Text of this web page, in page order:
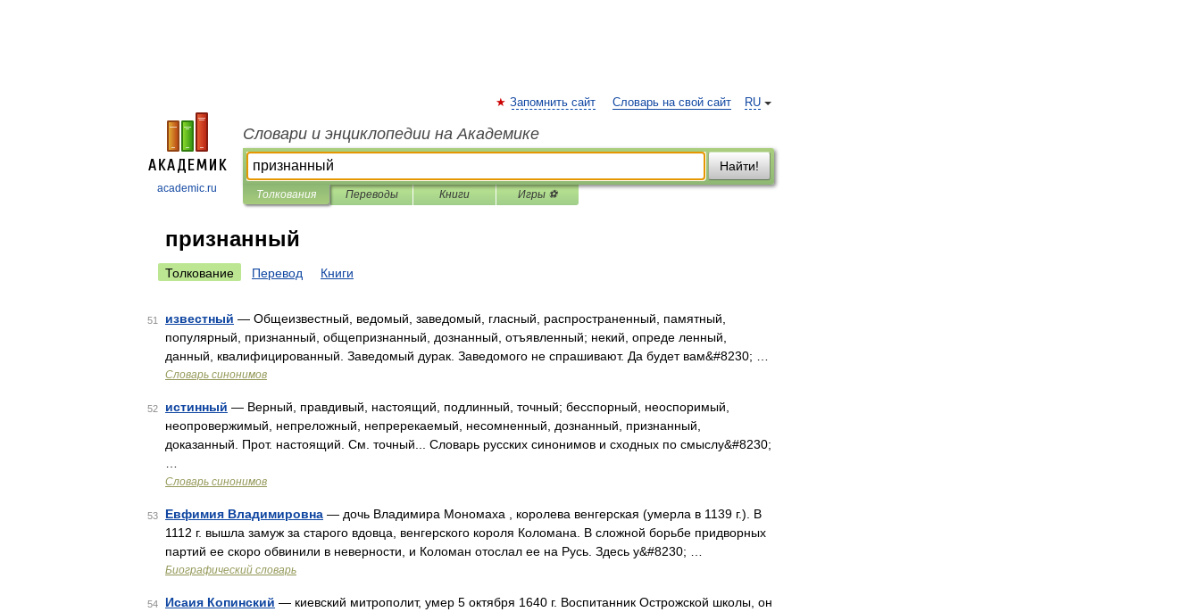
academic.ru
RU
Запомнить сайт Словарь на свой сайт
Словари и энциклопедии на Академике
Найти!
Толкования Переводы Книги Игры ⚽
признанный
Толкование Перевод Книги
51 известный — Общеизвестный, ведомый, заведомый, гласный, распространенный, памятный,
популярный, признанный, общепризнанный, дознанный, отъявленный; некий, опреде ленный,
данный, квалифицированный. Заведомый дурак. Заведомого не спрашивают. Да будет вам&#8230; …
Словарь синонимов
52 истинный — Верный, правдивый, настоящий, подлинный, точный; бесспорный, неоспоримый,
неопровержимый, непреложный, непререкаемый, несомненный, дознанный, признанный,
доказанный. Прот. настоящий. См. точный... Словарь русских синонимов и сходных по смыслу&#8230;
Словарь синонимов
53 Евфимия Владимировна — дочь Владимира Мономаха , королева венгерская (умерла в 1139 г.). В
1112 г. вышла замуж за старого вдовца, венгерского короля Коломана. В сложной борьбе придворных
партий ее скоро обвинили в неверности, и Коломан отослал ее на Русь. Здесь у&#8230; …
Биографический словарь
54 Исаия Копинский — киевский митрополит, умер 5 октября 1640 г. Воспитанник Острожской школы, он